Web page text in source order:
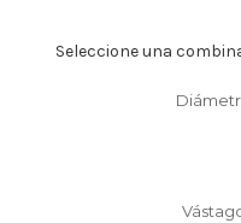
Seleccione una